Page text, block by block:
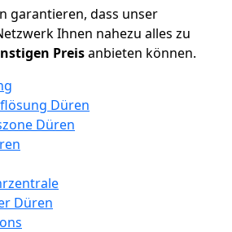
garantieren, dass unser
Ihnen nahezu alles zu
Preisanbieten können.
Düren
Düren
Düren